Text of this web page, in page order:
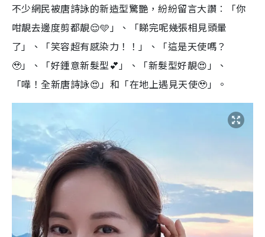
不少網民被唐詩詠的新造型驚艷，紛紛留言大讚︰「你
咁靚去邊度剪都靚😌🩵」、「睇完呢幾張相見頭暈
了」、「笑容超有感染力！！」、「這是天使嗎？
🥹」、「好鍾意新髮型💕」、「新髮型好靚😍」、
「嘩！全新唐詩詠😍」和「在地上遇見天使🥹」。